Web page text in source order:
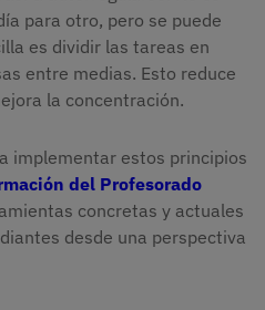
para otro, pero se puede
es dividir las tareas en
entre medias. Esto reduce
la concentración.
implementar estos principios
del Profesorado
concretas y actuales
desde una perspectiva